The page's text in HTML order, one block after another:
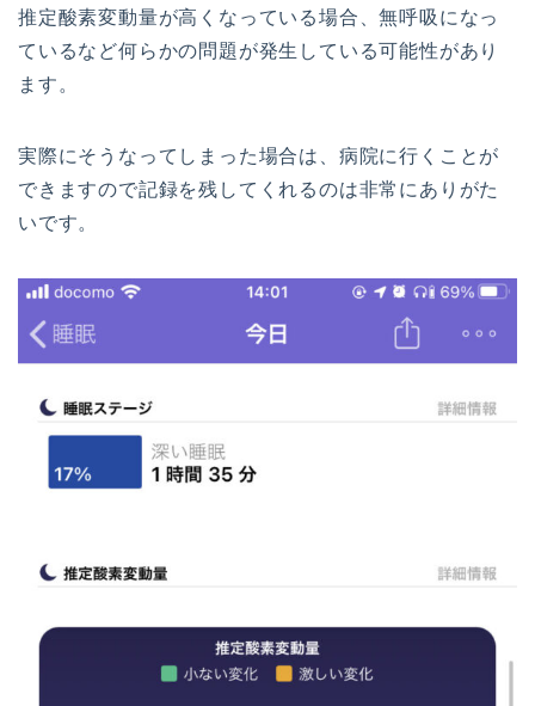
推定酸素変動量が高くなっている場合、無呼吸になっ
ているなど何らかの問題が発生している可能性があり
ます。
実際にそうなってしまった場合は、病院に行くことが
できますので記録を残してくれるのは非常にありがた
いです。